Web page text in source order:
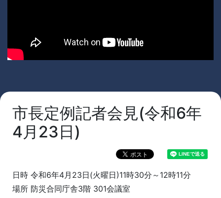
市長定例記者会見(令和6年
4月23日)
日時 令和6年4月23日(火曜日)11時30分～12時11分
場所 防災合同庁舎3階 301会議室